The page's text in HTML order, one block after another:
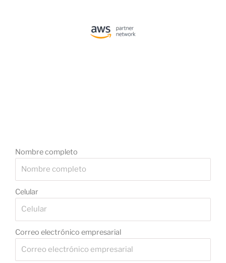
Nombre completo
Celular
Correo electrónico empresarial